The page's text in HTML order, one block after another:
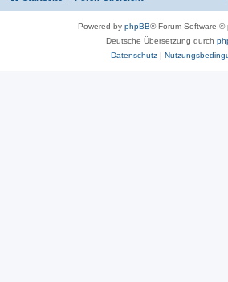
Powered by phpBB® Forum Software ©
Deutsche Übersetzung durch
Datenschutz|